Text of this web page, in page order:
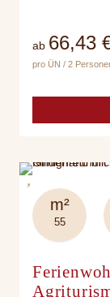
ab 66,43
pro ÜN / 2
m²
55